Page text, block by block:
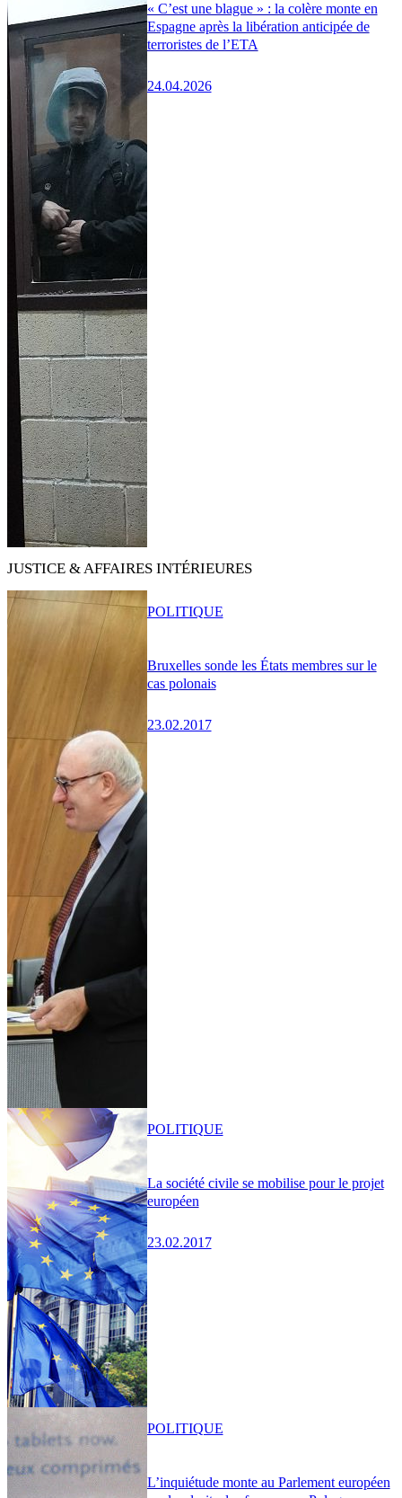
« C’est une blague » : la colère monte en
Espagne après la libération anticipée de
terroristes de l’ETA
24.04.2026
JUSTICE & AFFAIRES INTÉRIEURES
Bruxelles sonde les États membres sur le
cas polonais
23.02.2017
POLITIQUE
La société civile se mobilise pour le projet
européen
23.02.2017
POLITIQUE
L’inquiétude monte au Parlement européen
POLITIQUE